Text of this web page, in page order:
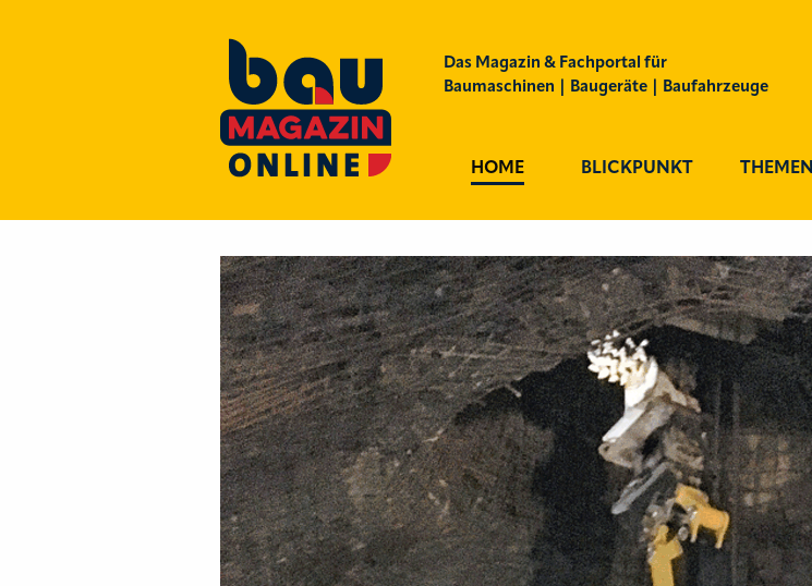
Das Magazin & Fachportal für
Baumaschinen | Baugeräte | Baufahrzeuge
HOME BLICKPUNKT THEMEN